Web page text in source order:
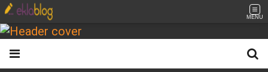
MENU